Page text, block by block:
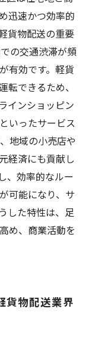
迅速かつ効率的
貨物配送の重要
の交通渋滞が頻
有効です。軽貨
転できるため、
インショッピン
いったサービス
地域の小売店や
経済にも貢献し
、効率的なルー
可能になり、サ
した特性は、足
め、商業活動を
貨物配送業界